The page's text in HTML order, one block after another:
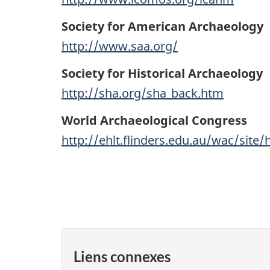
Society for American Archaeology
http://www.saa.org/
Society for Historical Archaeology
http://sha.org/sha_back.htm
World Archaeological Congress
http://ehlt.flinders.edu.au/wac/site/
Liens connexes